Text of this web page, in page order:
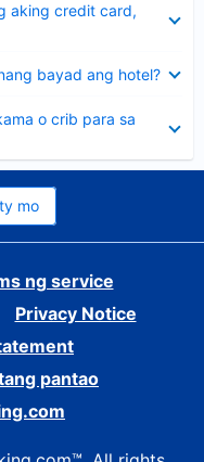
aking credit card,
bayad ang hotel?
o crib para sa
mo
ng service
Privacy Notice
pantao